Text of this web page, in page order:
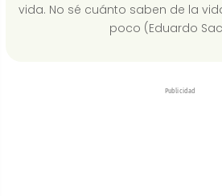
vida. No sé cuánto saben de la
poco (Eduardo
Publicidad